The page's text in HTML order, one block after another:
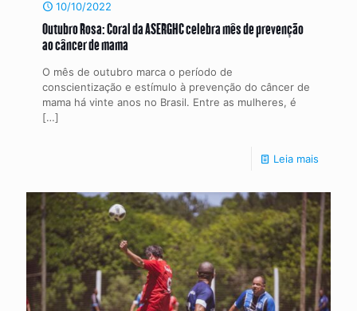
10/10/2022
Outubro Rosa: Coral da ASERGHC celebra mês de prevenção
ao câncer de mama
O mês de outubro marca o período de
conscientização e estímulo à prevenção do câncer de
mama há vinte anos no Brasil. Entre as mulheres, é
[…]
Leia mais